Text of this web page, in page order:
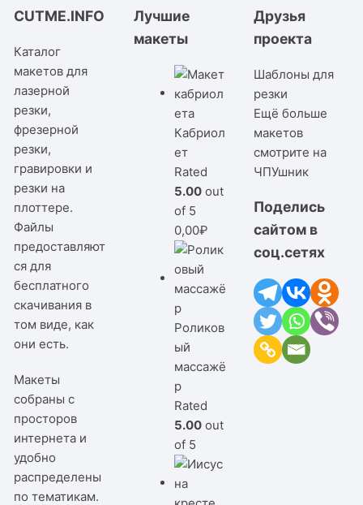
CUTME.INFO
Каталог
макетов для
лазерной
резки,
фрезерной
резки,
гравировки и
резки на
плоттере.
Файлы
предоставляют
ся для
бесплатного
скачивания в
том виде, как
они есть.
Макеты
собраны с
просторов
интернета и
удобно
распределены
по тематикам.
Лучшие
макеты
Кабриол
ет
Rated
5.00 out
of 5
0,00₽
Роликов
ый
массажё
р
Rated
5.00 out
of 5
Друзья
проекта
Шаблоны для
резки
Ещё больше
макетов
смотрите на
ЧПУшник
Поделись
сайтом в
соц.сетях